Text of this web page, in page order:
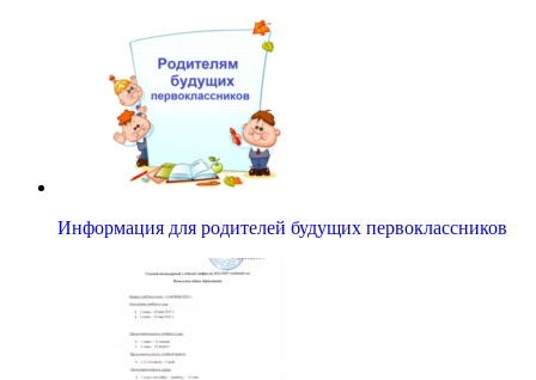
Информация для родителей будущих первоклассников